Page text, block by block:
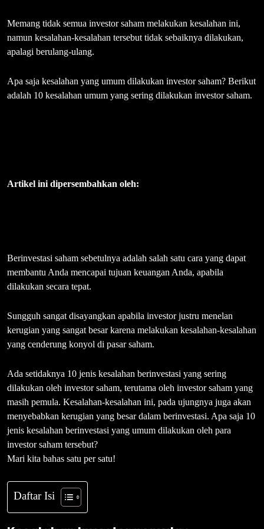
Memang tidak semua investor saham melakukan kesalahan ini,
namun kesalahan-kesalahan tersebut tidak sebaiknya dilakukan,
apalagi berulang-ulang.
Apa saja kesalahan yang umum dilakukan investor saham? Berikut
adalah 10 kesalahan umum yang sering dilakukan investor saham.
Artikel ini dipersembahkan oleh:
Berinvestasi saham sebetulnya adalah salah satu cara yang dapat
membantu Anda mencapai tujuan keuangan Anda, apabila
dilakukan secara tepat.
Sungguh sangat disayangkan apabila investor justru menelan
kerugian yang sangat besar karena melakukan kesalahan-kesalahan
yang cenderung konyol di pasar saham.
Ada setidaknya 10 jenis kesalahan berinvestasi yang sering
dilakukan oleh investor saham, terutama oleh investor saham yang
masih pemula. Kesalahan-kesalahan ini, pada ujungnya juga akan
menyebabkan kerugian yang besar dalam berinvestasi. Apa saja 10
jenis kesalahan berinvestasi yang umum dilakukan oleh para
investor saham tersebut?
Mari kita bahas satu per satu!
Daftar Isi